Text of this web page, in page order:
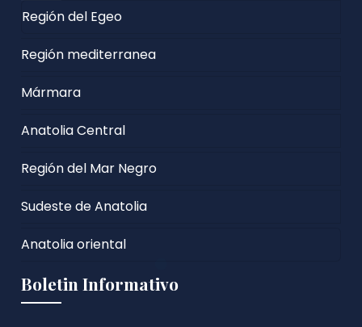
Región del Egeo
Región mediterranea
Mármara
Anatolia Central
Región del Mar Negro
Sudeste de Anatolia
Anatolia oriental
Boletin Informativo